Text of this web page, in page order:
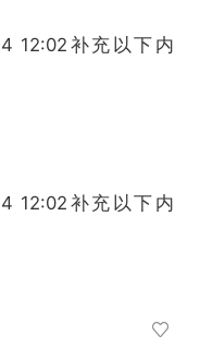
12:02补充以下内
12:02补充以下内